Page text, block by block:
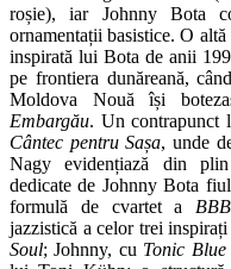
roșie), iar Johnny Bota
ornamentații basistice. O
inspirată lui Bota de anii
pe frontiera dunăreană,
Moldova Nouă își
Embargău. Un contrapunct
Cântec pentru Sașa, unde
Nagy evidențiază din
dedicate de Johnny Bota
formulă de cvartet a BBB
jazzistică a celor trei
Soul; Johnny, cu Tonic Blue